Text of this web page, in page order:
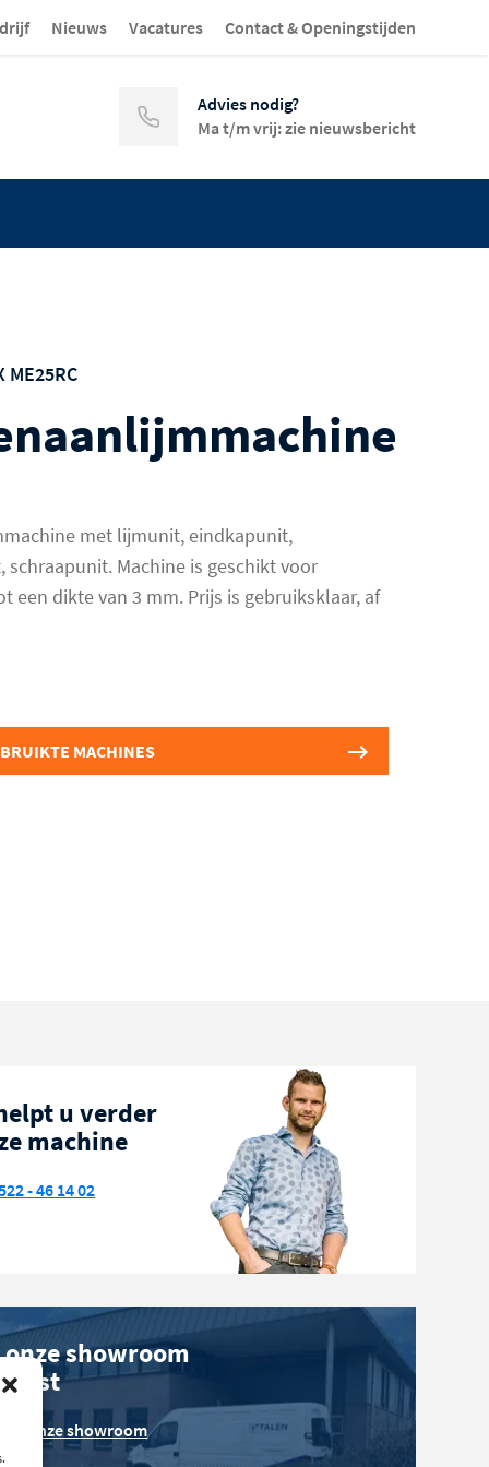
Nieuws Vacatures Contact & Openingstijden
Advies nodig?
Ma t/m vrij: zie nieuwsbericht
ME25RC
met lijmunit, eindkapunit,
schraapunit. Machine is geschikt voor
een dikte van 3 mm. Prijs is gebruiksklaar, af
MACHINES
u verder
machine
- 46 14 02
onze showroom
onze showroom